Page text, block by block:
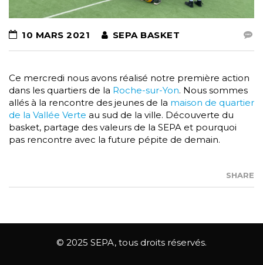
10 MARS 2021 SEPA BASKET
Ce mercredi nous avons réalisé notre première action
dans les quartiers de la Roche-sur-Yon. Nous sommes
allés à la rencontre des jeunes de la maison de quartier
de la Vallée Verte au sud de la ville. Découverte du
basket, partage des valeurs de la SEPA et pourquoi
pas rencontre avec la future pépite de demain.
SHARE
© 2025 SEPA, tous droits réservés.